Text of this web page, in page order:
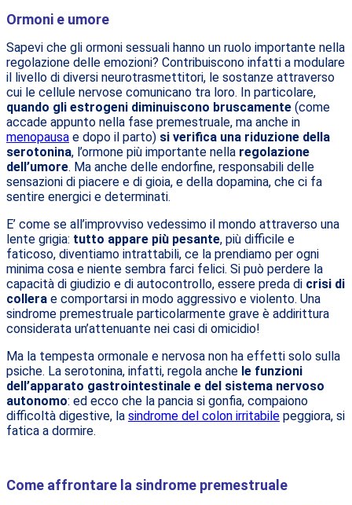
Ormoni e umore
Sapevi che gli ormoni sessuali hanno un ruolo importante nella
regolazione delle emozioni? Contribuiscono infatti a modulare
il livello di diversi neurotrasmettitori, le sostanze attraverso
cui le cellule nervose comunicano tra loro. In particolare,
quando gli estrogeni diminuiscono bruscamente (come
accade appunto nella fase premestruale, ma anche in
menopausa e dopo il parto) si verifica una riduzione della
serotonina, l’ormone più importante nella regolazione
dell’umore. Ma anche delle endorfine, responsabili delle
sensazioni di piacere e di gioia, e della dopamina, che ci fa
sentire energici e determinati.
E’ come se all’improvviso vedessimo il mondo attraverso una
lente grigia: tutto appare più pesante, più difficile e
faticoso, diventiamo intrattabili, ce la prendiamo per ogni
minima cosa e niente sembra farci felici. Si può perdere la
capacità di giudizio e di autocontrollo, essere preda di crisi di
collera e comportarsi in modo aggressivo e violento. Una
sindrome premestruale particolarmente grave è addirittura
considerata un’attenuante nei casi di omicidio!
Ma la tempesta ormonale e nervosa non ha effetti solo sulla
psiche. La serotonina, infatti, regola anche le funzioni
dell’apparato gastrointestinale e del sistema nervoso
autonomo: ed ecco che la pancia si gonfia, compaiono
difficoltà digestive, la sindrome del colon irritabile peggiora, si
fatica a dormire.
Come affrontare la sindrome premestruale